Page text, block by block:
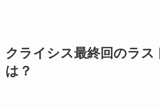
クライシス最終回のラス
は？